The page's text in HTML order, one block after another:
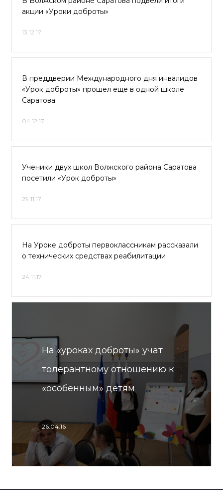
акции «Уроки доброты»
13.12.17
В преддверии Международного дня инвалидов
«Урок доброты» прошел еще в одной школе
Саратова
04.12.17
Ученики двух школ Волжского района Саратова
посетили «Урок доброты»
29.11.17
На Уроке доброты первоклассникам рассказали
о технических средствах реабилитации
24.11.17
На «уроках доброты» учат
толерантному отношению к
«особенным» детям
26.04.16